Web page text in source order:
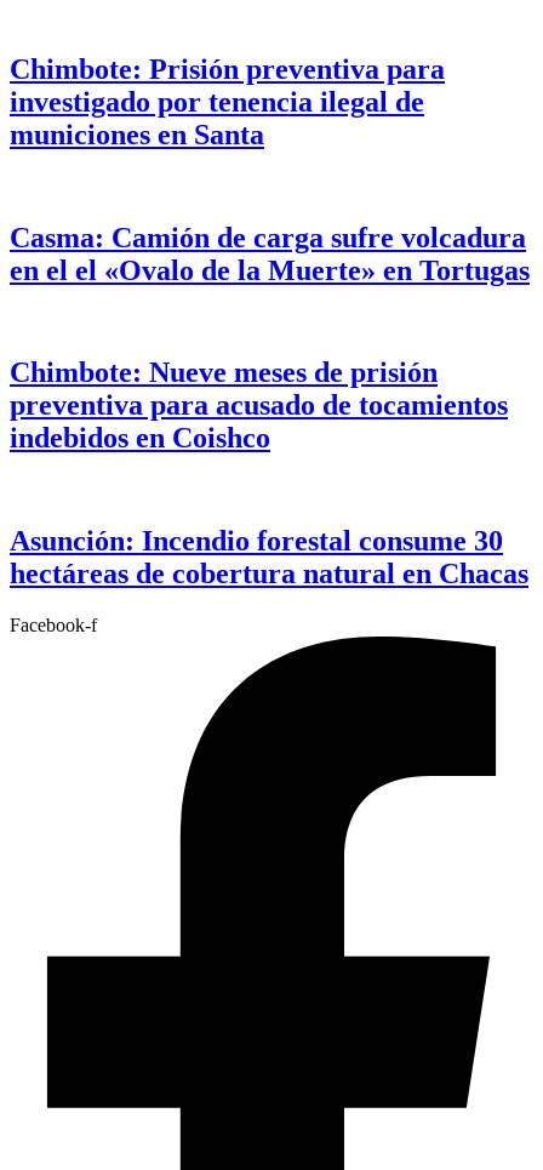
Chimbote: Prisión preventiva para
investigado por tenencia ilegal de
municiones en Santa
Casma: Camión de carga sufre volcadura
en el el «Ovalo de la Muerte» en Tortugas
Chimbote: Nueve meses de prisión
preventiva para acusado de tocamientos
indebidos en Coishco
Asunción: Incendio forestal consume 30
hectáreas de cobertura natural en Chacas
Facebook-f